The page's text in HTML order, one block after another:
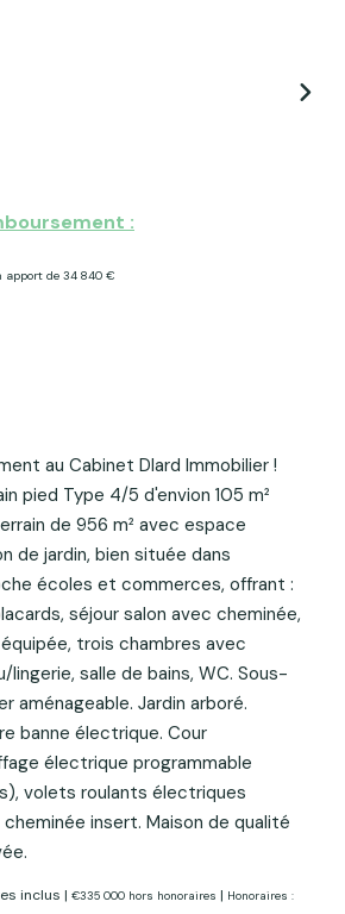
:
apport de 34 840 €
au Cabinet DIard Immobilier !
pied Type 4/5 d'envion 105 m²
de 956 m² avec espace
de jardin, bien située dans
écoles et commerces, offrant :
séjour salon avec cheminée,
trois chambres avec
lingerie, salle de bains, WC. Sous-
aménageable. Jardin arboré.
banne électrique. Cour
électrique programmable
volets roulants électriques
insert. Maison de qualité
inclus | €335 000 hors honoraires | Honoraires :